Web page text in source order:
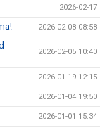
2026-02-17
2026-02-08 08:58
2026-02-05 10:40
2026-01-19 12:15
2026-01-04 19:50
2026-01-01 15:34